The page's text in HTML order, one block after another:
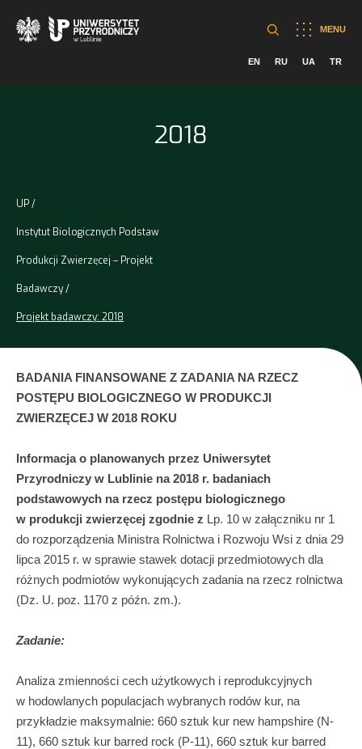
MENU
EN RU UA TR
2018
UP
Instytut Biologicznych Podstaw
Produkcji Zwierzęcej – Projekt
Badawczy
Projekt badawczy: 2018
BADANIA FINANSOWANE Z ZADANIA NA RZECZ
POSTĘPU BIOLOGICZNEGO W PRODUKCJI
ZWIERZĘCEJ W 2018 ROKU
Informacja o planowanych przez Uniwersytet
Przyrodniczy w Lublinie na 2018 r. badaniach
podstawowych na rzecz postępu biologicznego
w produkcji zwierzęcej zgodnie z Lp. 10 w załączniku nr 1
do rozporządzenia Ministra Rolnictwa i Rozwoju Wsi z dnia 29
lipca 2015 r. w sprawie stawek dotacji przedmiotowych dla
różnych podmiotów wykonujących zadania na rzecz rolnictwa
(Dz. U. poz. 1170 z późn. zm.).
Zadanie:
Analiza zmienności cech użytkowych i reprodukcyjnych
w hodowlanych populacjach wybranych rodów kur, na
przykładzie maksymalnie: 660 sztuk kur new hampshire (N-
11), 660 sztuk kur barred rock (P-11), 660 sztuk kur barred